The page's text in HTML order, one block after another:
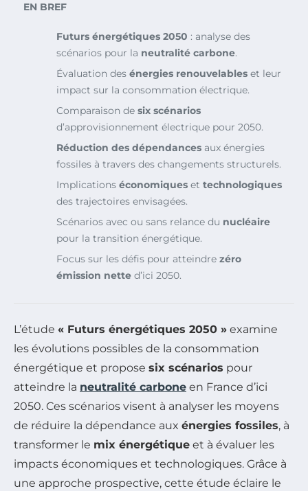
EN BREF
Futurs énergétiques 2050 : analyse des
scénarios pour la neutralité carbone.
Évaluation des énergies renouvelables et leur
impact sur la consommation électrique.
Comparaison de six scénarios
d’approvisionnement électrique pour 2050.
Réduction des dépendances aux énergies
fossiles à travers des changements structurels.
Implications économiques et technologiques
des trajectoires envisagées.
Scénarios avec ou sans relance du nucléaire
pour la transition énergétique.
Focus sur les défis pour atteindre zéro
émission nette d’ici 2050.
L’étude « Futurs énergétiques 2050 » examine
les évolutions possibles de la consommation
énergétique et propose six scénarios pour
atteindre la neutralité carbone en France d’ici
2050. Ces scénarios visent à analyser les moyens
de réduire la dépendance aux énergies fossiles, à
transformer le mix énergétique et à évaluer les
impacts économiques et technologiques. Grâce à
une approche prospective, cette étude éclaire le